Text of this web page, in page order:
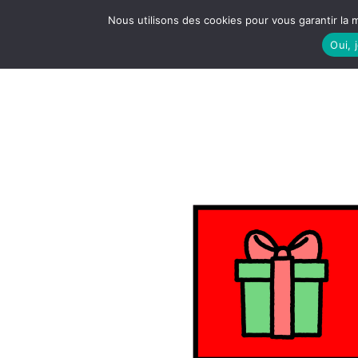
LE
Nous utilisons des cookies pour vous garantir
Oui,